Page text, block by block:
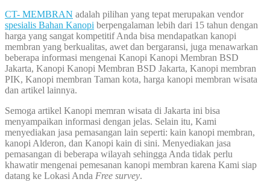
CT- MEMBRAN adalah pilihan yang tepat merupakan vendor
spesialis Bahan Kanopi berpengalaman lebih dari 15 tahun dengan
harga yang sangat kompetitif Anda bisa mendapatkan kanopi
membran yang berkualitas, awet dan bergaransi, juga menawarkan
beberapa informasi mengenai Kanopi Kanopi Membran BSD
Jakarta, Kanopi Kanopi Membran BSD Jakarta, Kanopi membran
PIK, Kanopi membran Taman kota, harga kanopi membran wisata
dan artikel lainnya.
Semoga artikel Kanopi memran wisata di Jakarta ini bisa
menyampaikan informasi dengan jelas. Selain itu, Kami
menyediakan jasa pemasangan lain seperti: kain kanopi membran,
kanopi Alderon, dan Kanopi kain di sini. Menyediakan jasa
pemasangan di beberapa wilayah sehingga Anda tidak perlu
khawatir mengenai pemesanan kanopi membran karena Kami siap
datang ke Lokasi Anda Free survey.